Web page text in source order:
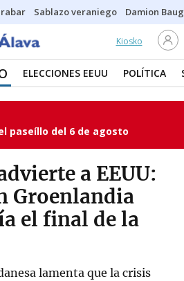
Sablazo veraniego Damion
Kiosko
ELECCIONES EEUU POLÍTICA
paseíllo del 6 de agosto
a EEUU:
Groenlandia
el final de la
lamenta que la crisis